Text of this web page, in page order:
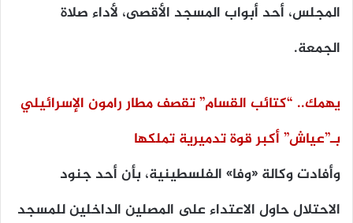
المجلس، أحد أبواب المسجد الأقصى، لأداء صلاة
الجمعة.
يهمك.. “كتائب القسام” تقصف مطار رامون الإسرائيلي
بـ”عياش” أكبر قوة تدميرية تملكها
وأفادت وكالة «وفا» الفلسطينية، بأن أحد جنود
الاحتلال حاول الاعتداء على المصلين الداخلين للمسجد